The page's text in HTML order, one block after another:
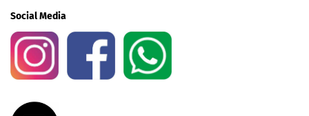
Social Media